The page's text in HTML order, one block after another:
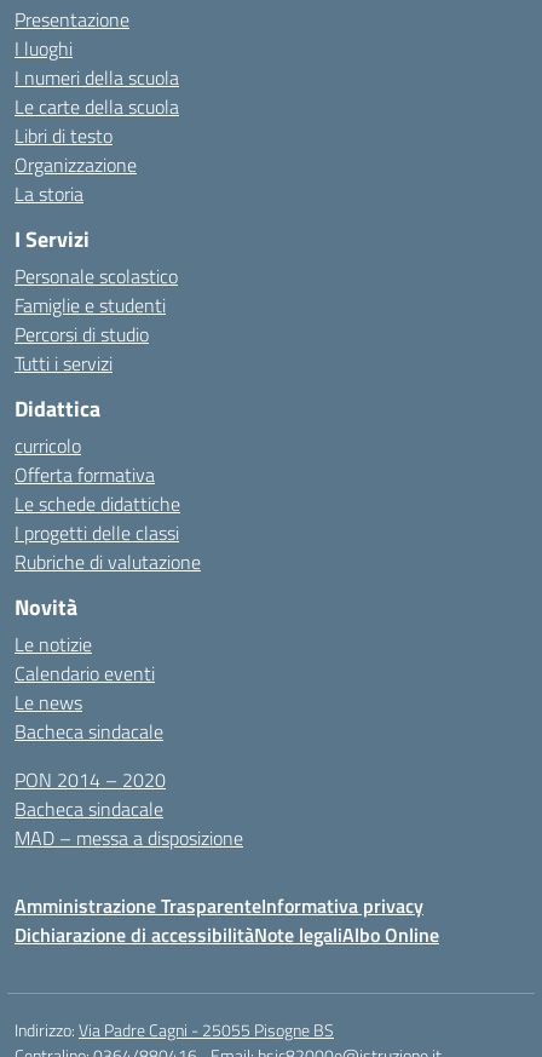
Presentazione
I luoghi
I numeri della scuola
Le carte della scuola
Libri di testo
Organizzazione
La storia
I Servizi
Personale scolastico
Famiglie e studenti
Percorsi di studio
Tutti i servizi
Didattica
curricolo
Offerta formativa
Le schede didattiche
I progetti delle classi
Rubriche di valutazione
Novità
Le notizie
Calendario eventi
Le news
Bacheca sindacale
PON 2014 – 2020
Bacheca sindacale
MAD – messa a disposizione
Amministrazione TrasparenteInformativa privacy
Dichiarazione di accessibilitàNote legaliAlbo Online
Indirizzo:Via Padre Cagni - 25055 Pisogne BS